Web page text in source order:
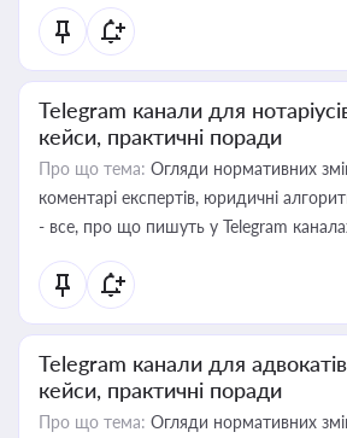
Telegram канали для
кейси, практичні поради
Про що тема: Огляди нормативних
коментарі експертів, юридичні
- все, про що пишуть у Telegram
Telegram канали для
кейси, практичні поради
Про що тема: Огляди нормативних